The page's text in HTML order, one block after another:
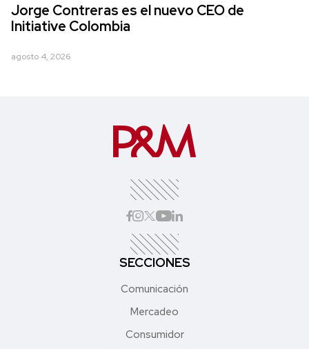
Jorge Contreras es el nuevo CEO de
Initiative Colombia
agosto 4, 2026
SECCIONES
Comunicación
Mercadeo
Consumidor